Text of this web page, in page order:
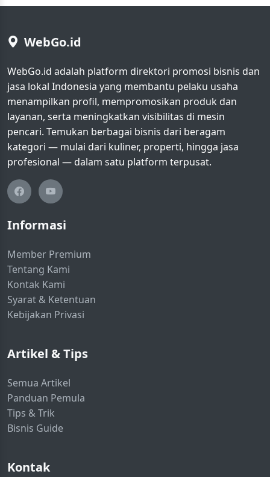
WebGo.id
WebGo.id adalah platform direktori promosi bisnis dan
jasa lokal Indonesia yang membantu pelaku usaha
menampilkan profil, mempromosikan produk dan
layanan, serta meningkatkan visibilitas di mesin
pencari. Temukan berbagai bisnis dari beragam
kategori — mulai dari kuliner, properti, hingga jasa
profesional — dalam satu platform terpusat.
Informasi
Member Premium
Tentang Kami
Kontak Kami
Syarat & Ketentuan
Kebijakan Privasi
Artikel & Tips
Semua Artikel
Panduan Pemula
Tips & Trik
Bisnis Guide
Kontak